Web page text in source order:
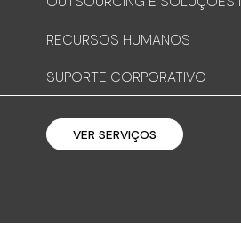
RECURSOS HUMANOS
SUPORTE CORPORATIVO
VER SERVIÇOS